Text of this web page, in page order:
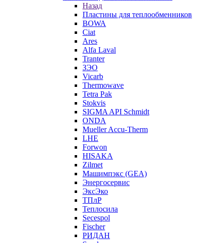
Назад
Пластины для теплообменников
BOWA
Ciat
Ares
Alfa Laval
Tranter
ЗЭО
Vicarb
Thermowave
Tetra Pak
Stokvis
SIGMA API Schmidt
ONDA
Mueller Accu-Therm
LHE
Forwon
HISAKA
Zilmet
Машимпэкс (GEA)
Энергосервис
ЭксЭко
ТПлР
Теплосила
Secespol
Fischer
РИДАН